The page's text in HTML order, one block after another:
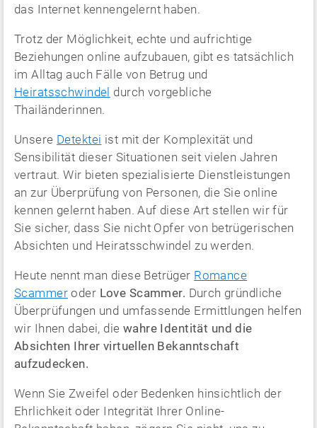
das Internet kennengelernt haben.
Trotz der Möglichkeit, echte und aufrichtige
Beziehungen online aufzubauen, gibt es tatsächlich
im Alltag auch Fälle von Betrug und
Heiratsschwindel durch vorgebliche
Thailänderinnen.
Unsere Detektei ist mit der Komplexität und
Sensibilität dieser Situationen seit vielen Jahren
vertraut. Wir bieten spezialisierte Dienstleistungen
an zur Überprüfung von Personen, die Sie online
kennen gelernt haben. Auf diese Art stellen wir für
Sie sicher, dass Sie nicht Opfer von betrügerischen
Absichten und Heiratsschwindel zu werden.
Heute nennt man diese Betrüger Romance
Scammeroder Love Scammer. Durch gründliche
Überprüfungen und umfassende Ermittlungen helfen
wir Ihnen dabei, die wahre Identität und die
Absichten Ihrer virtuellen Bekanntschaft
aufzudecken.
Wenn Sie Zweifel oder Bedenken hinsichtlich der
Ehrlichkeit oder Integrität Ihrer Online-